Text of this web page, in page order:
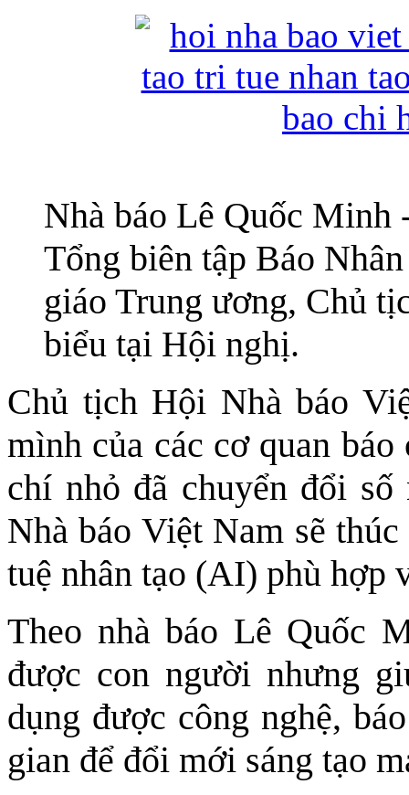
Nhà báo Lê Quốc
Tổng biên tập Báo
giáo Trung ương, Chủ
biểu tại Hội nghị.
Chủ tịch Hội Nhà báo
mình của các cơ quan
chí nhỏ đã chuyển đổi
Nhà báo Việt Nam sẽ
tuệ nhân tạo (AI) phù hợp
Theo nhà báo Lê Quốc
được con người nhưng
dụng được công nghệ,
gian để đổi mới sáng tạo